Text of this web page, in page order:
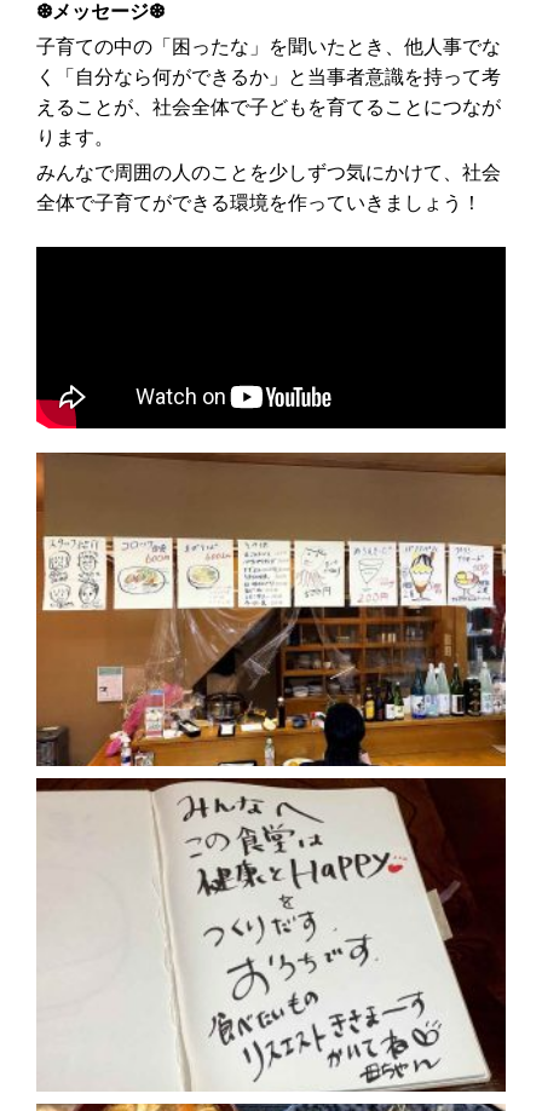
❆メッセージ❆
子育ての中の「困ったな」を聞いたとき、他人事でな
く「自分なら何ができるか」と当事者意識を持って考
えることが、社会全体で子どもを育てることにつなが
ります。
みんなで周囲の人のことを少しずつ気にかけて、社会
全体で子育てができる環境を作っていきましょう！